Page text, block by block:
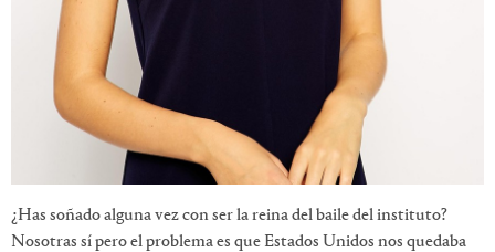
¿Has soñado alguna vez con ser la reina del baile del instituto?
Nosotras sí pero el problema es que Estados Unidos nos quedaba